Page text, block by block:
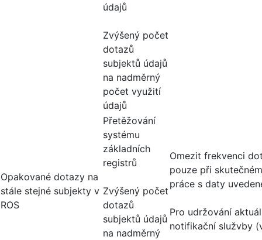
údajů
Zvýšený počet
dotazů
subjektů údajů
na nadměrný
počet využití
údajů
Opakované dotazy na
stále stejné subjekty v
ROS
Přetěžování
systému
základních
registrů
Zvýšený počet
dotazů
subjektů údajů
na nadměrný
Omezit frekvenci
pouze při
práce s daty
Pro udržování
notifikační služvby